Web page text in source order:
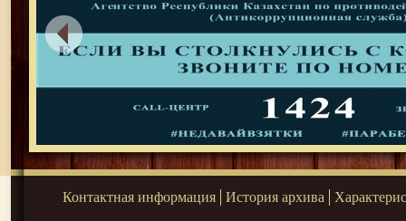
Контактная информация История архива